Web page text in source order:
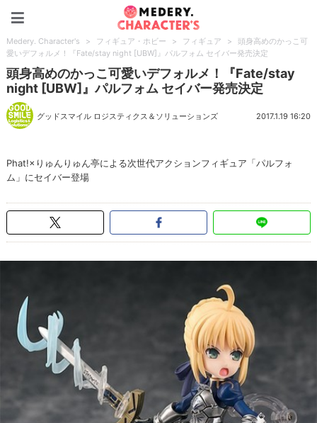
Medery. Character's > フィギュア・ホビー > フィギュア >
頭身高めのかっこ可
愛いデフォルメ！『Fate/stay night [UBW]』パルフォム セイバー発売決定
頭身高めのかっこ可愛いデフォルメ！『Fate/stay
night [UBW]』パルフォム セイバー発売決定
グッドスマイル ロジスティクス＆ソリューションズ 2017.1.19 16:20
Phat!×りゅんりゅん亭による次世代アクションフィギュア「パルフォ
ム」にセイバー登場